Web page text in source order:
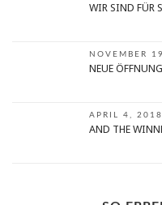
WIR SIND FÜR
NOVEMBER
NEUE
APRIL 4, 2018
AND THE